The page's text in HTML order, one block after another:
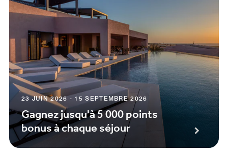
23 JUIN 2026 - 15 SEPTEMBRE 2026
Gagnez jusqu'à 5 000 points
bonus à chaque séjour